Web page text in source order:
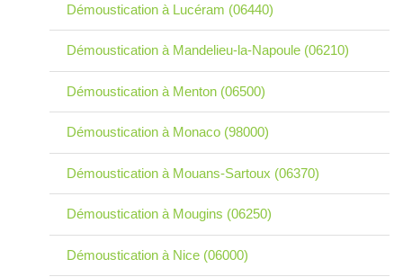
Démoustication à Lucéram (06440)
Démoustication à Mandelieu-la-Napoule (06210)
Démoustication à Menton (06500)
Démoustication à Monaco (98000)
Démoustication à Mouans-Sartoux (06370)
Démoustication à Mougins (06250)
Démoustication à Nice (06000)